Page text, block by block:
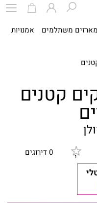
מארזים משתלמים אמנויות
קטנים
0 דירוגים